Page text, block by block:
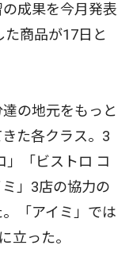
成果を今月発表
商品が17日と
の地元をもっと
た各クラス。3
」「ビストロ コ
」3店の協力の
「アイミ」では
立った。